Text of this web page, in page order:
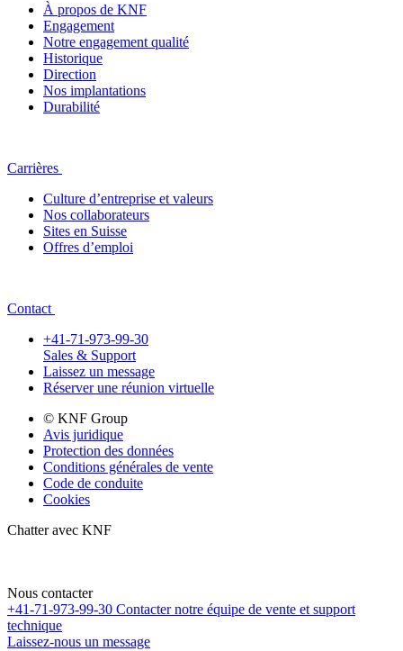
À propos de KNF
Engagement
Notre engagement qualité
Historique
Direction
Nos implantations
Durabilité
Carrières
Culture d’entreprise et valeurs
Nos collaborateurs
Sites en Suisse
Offres d’emploi
Contact
+41-71-973-99-30
Sales & Support
Laissez un message
Réserver une réunion virtuelle
© KNF Group
Avis juridique
Protection des données
Conditions générales de vente
Code de conduite
Cookies
Chatter avec KNF
Nous contacter
+41-71-973-99-30 Contacter notre équipe de vente et support
technique
Laissez-nous un message